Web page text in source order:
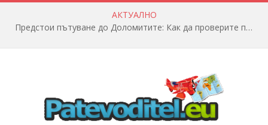
АКТУАЛНО
Предстои пътуване до Доломитите: Как да проверите полетната информация?